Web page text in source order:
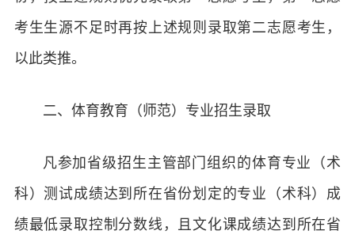
考生生源不足时再按上述规则录取第二志愿考生，
以此类推。
二、体育教育（师范）专业招生录取
凡参加省级招生主管部门组织的体育专业（术
科）测试成绩达到所在省份划定的专业（术科）成
绩最低录取控制分数线，且文化课成绩达到所在省